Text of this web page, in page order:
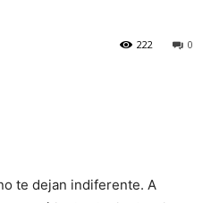
0
222
te dejan indiferente. A